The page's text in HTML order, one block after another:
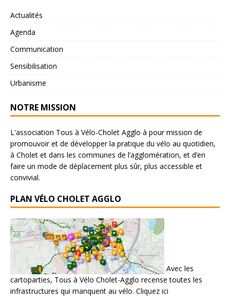
Actualités
Agenda
Communication
Sensibilisation
Urbanisme
NOTRE MISSION
L'association Tous à Vélo-Cholet Agglo à pour mission de
promouvoir et de développer la pratique du vélo au quotidien,
à Cholet et dans les communes de l’agglomération, et d’en
faire un mode de déplacement plus sûr, plus accessible et
convivial.
PLAN VÉLO CHOLET AGGLO
Avec les
cartoparties, Tous à Vélo Cholet-Agglo recense toutes les
infrastructures qui manquent au vélo. Cliquez ici